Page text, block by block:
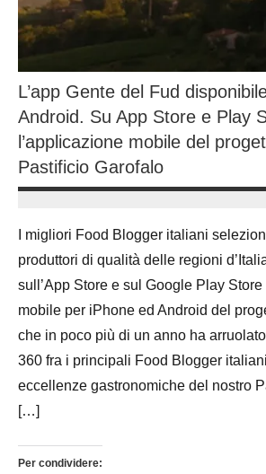
L’app Gente del Fud
Android. Su App Store e Play
l’applicazione mobile del
Pastificio Garofalo
Agosto
2016
Bassanelli
I migliori Food Blogger italiani
produttori di qualità delle regioni
sull’App Store e sul Google Play
mobile per iPhone ed Android del
che in poco più di un anno ha
360 fra i principali Food Blogger
eccellenze gastronomiche del nostro
[…]
Per condividere: